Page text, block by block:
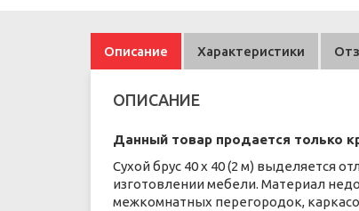
Описание Характеристики
ОПИСАНИЕ
Данный товар продается только
Сухой брус 40 х 40 (2 м) выделяется
изготовлении мебели. Материал
межкомнатных перегородок,